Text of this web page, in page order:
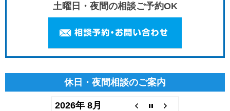
土曜日・夜間の相談ご予約OK
休日・夜間相談のご案内
2026年 8月